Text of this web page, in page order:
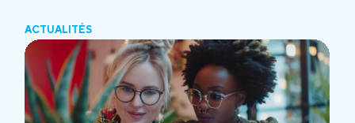
ACTUALITÉS